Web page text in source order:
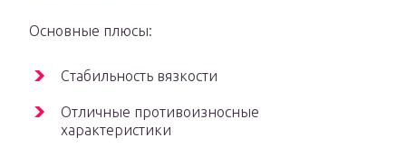
Основные плюсы:
Стабильность вязкости
Отличные противоизносные
характеристики